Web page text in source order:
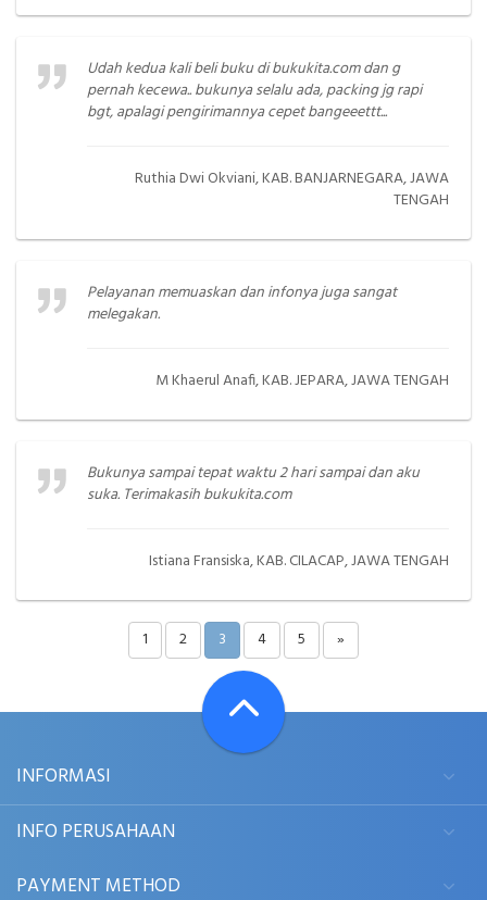
Udah kedua kali beli buku di bukukita.com dan g
pernah kecewa.. bukunya selalu ada, packing jg rapi
bgt, apalagi pengirimannya cepet bangeeettt...
Ruthia Dwi Okviani, KAB. BANJARNEGARA, JAWA
TENGAH
Pelayanan memuaskan dan infonya juga sangat
melegakan.
M Khaerul Anafi, KAB. JEPARA, JAWA TENGAH
Bukunya sampai tepat waktu 2 hari sampai dan aku
suka. Terimakasih bukukita.com
Istiana Fransiska, KAB. CILACAP, JAWA TENGAH
1 2 3 4 5 »
INFORMASI
INFO PERUSAHAAN
PAYMENT METHOD